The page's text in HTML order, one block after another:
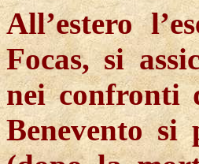
All’estero
Focas, si
nei confronti
Benevento si